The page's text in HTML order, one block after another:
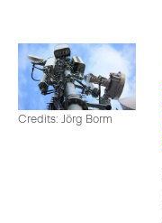
Credits: Jörg Borm